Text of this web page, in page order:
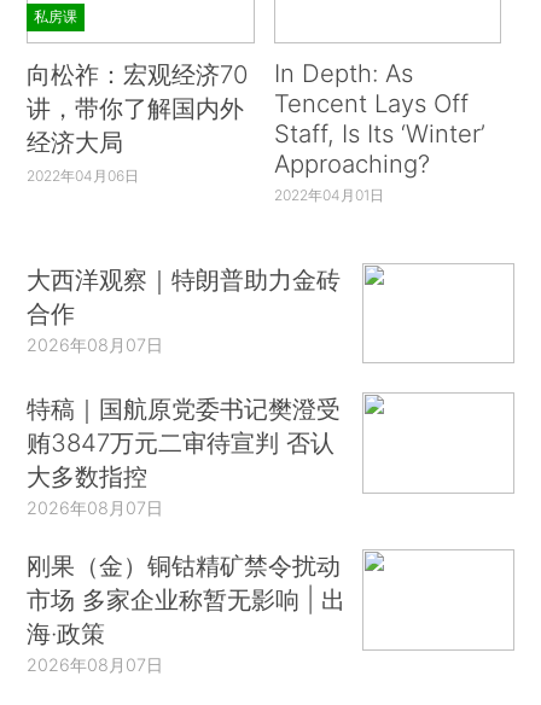
私房课
向松祚：宏观经济70
讲，带你了解国内外
经济大局
2022年04月06日
In Depth: As
Tencent Lays Off
Staff, Is Its ‘Winter’
Approaching?
2022年04月01日
大西洋观察｜特朗普助力金砖
合作
2026年08月07日
特稿｜国航原党委书记樊澄受
贿3847万元二审待宣判 否认
大多数指控
2026年08月07日
刚果（金）铜钴精矿禁令扰动
市场 多家企业称暂无影响 | 出
海·政策
2026年08月07日